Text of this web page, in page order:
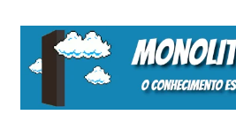
content